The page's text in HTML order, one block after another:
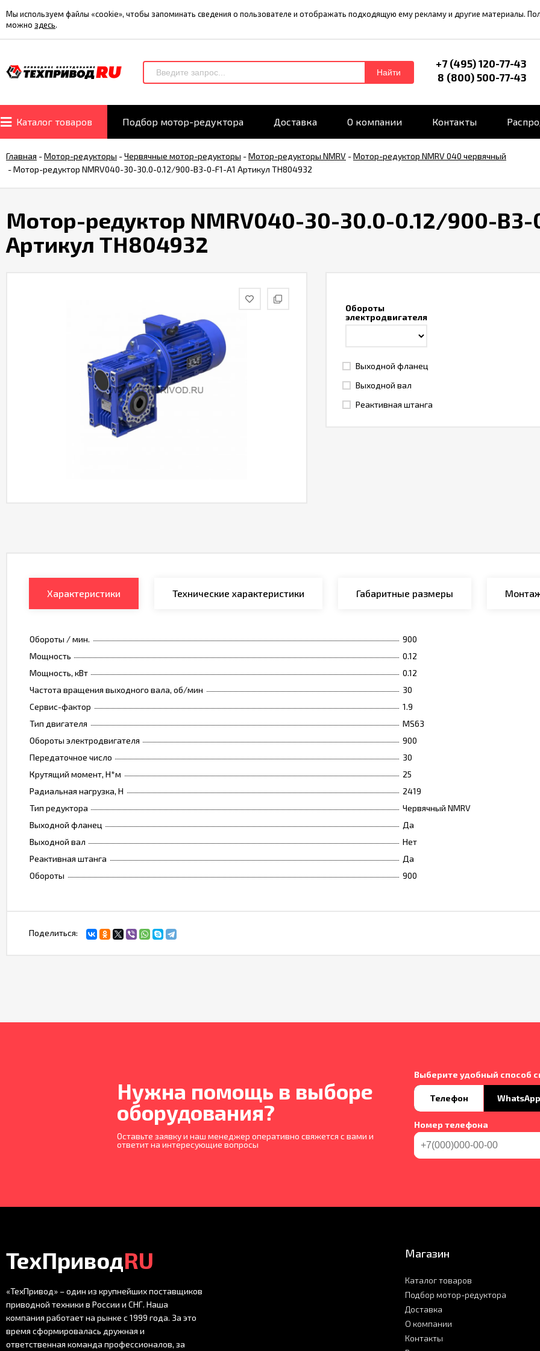
Мы используем файлы «cookie», чтобы запоминать сведения о пользователе и отображать подходящую ему рекламу и другие материалы.
можно здесь.
Найти
+7 (495) 120-77-43
8 (800) 500-77-43
Каталог товаров Подбор мотор-редуктора Доставка О компании Контакты
Главная -Мотор-редукторы -Червячные мотор-редукторы -Мотор-редукторы NMRV -Мотор-редуктор NMRV 040 червячный
-Мотор-редуктор NMRV040-30-30.0-0.12/900-B3-0-F1-A1 Артикул TH804932
Мотор-редуктор NMRV040-30-30.0-0.12/900-B3-
Артикул TH804932
Обороты
электродвигателя
Выходной фланец
Выходной вал
Реактивная штанга
Характеристики Технические характеристики Габаритные размеры
Обороты / мин.
900
Мощность
0.12
Мощность, кВт
0.12
Частота вращения выходного вала, об/мин
30
Сервис-фактор
1.9
Тип двигателя
MS63
Обороты электродвигателя
900
Передаточное число
30
Крутящий момент, Н*м
25
Радиальная нагрузка, Н
2419
Тип редуктора
Червячный NMRV
Выходной фланец
Да
Выходной вал
Нет
Реактивная штанга
Да
Обороты
900
Поделиться:
Нужна помощь в выборе
оборудования?
Оставьте заявку и наш менеджер оперативно свяжется с вами и
ответит на интересующие вопросы
Выберите удобный способ
Телефон WhatsApp
Номер телефона
ТехПриводRU
«ТехПривод» – один из крупнейших поставщиков
приводной техники в России и СНГ. Наша
компания работает на рынке с 1999 года. За это
время сформировалась дружная и
ответственная команда профессионалов, за
Магазин
Каталог товаров
Подбор мотор-редуктора
Доставка
О компании
Контакты